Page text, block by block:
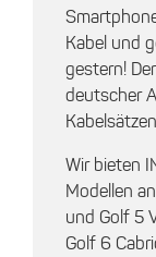
Kabel und
gestern!
deutscher
Wir bieten
Modellen
und Golf 5
Golf 6